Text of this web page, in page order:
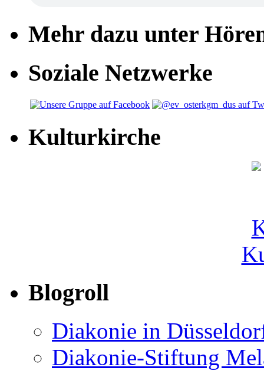
Mehr dazu unter
Soziale Netzwerke
Kulturkirche
Blogroll
Diakonie in
Diakonie-Stiftung